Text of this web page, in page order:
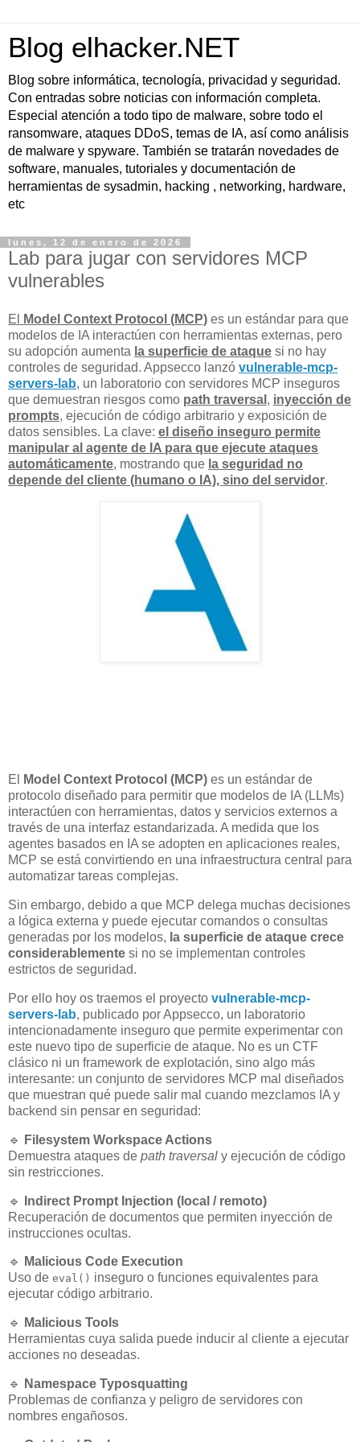
Blog elhacker.NET
Blog sobre informática, tecnología, privacidad y seguridad.
Con entradas sobre noticias con información completa.
Especial atención a todo tipo de malware, sobre todo el
ransomware, ataques DDoS, temas de IA, así como análisis
de malware y spyware. También se tratarán novedades de
software, manuales, tutoriales y documentación de
herramientas de sysadmin, hacking , networking, hardware,
etc
lunes, 12 de enero de 2026
Lab para jugar con servidores MCP
vulnerables
El Model Context Protocol (MCP) es un estándar para que
modelos de IA interactúen con herramientas externas, pero
su adopción aumenta la superficie de ataque si no hay
controles de seguridad. Appsecco lanzó vulnerable-mcp-
servers-lab, un laboratorio con servidores MCP inseguros
que demuestran riesgos como path traversal , inyección de
prompts, ejecución de código arbitrario y exposición de
datos sensibles. La clave: el diseño inseguro permite
manipular al agente de IA para que ejecute ataques
automáticamente, mostrando que la seguridad no
depende del cliente (humano o IA), sino del servidor.
El Model Context Protocol (MCP) es un estándar de
protocolo diseñado para permitir que modelos de IA (LLMs)
interactúen con herramientas, datos y servicios externos a
través de una interfaz estandarizada. A medida que los
agentes basados en IA se adopten en aplicaciones reales,
MCP se está convirtiendo en una infraestructura central para
automatizar tareas complejas.
Sin embargo, debido a que MCP delega muchas decisiones
a lógica externa y puede ejecutar comandos o consultas
generadas por los modelos, la superficie de ataque crece
considerablemente si no se implementan controles
estrictos de seguridad.
Por ello hoy os traemos el proyecto vulnerable-mcp-
servers-lab, publicado por Appsecco, un laboratorio
intencionadamente inseguro que permite experimentar con
este nuevo tipo de superficie de ataque. No es un CTF
clásico ni un framework de explotación, sino algo más
interesante: un conjunto de servidores MCP mal diseñados
que muestran qué puede salir mal cuando mezclamos IA y
backend sin pensar en seguridad:
🔹
Filesystem Workspace Actions
Demuestra ataques de path traversal y ejecución de código
sin restricciones.
🔹
Indirect Prompt Injection (local / remoto)
Recuperación de documentos que permiten inyección de
instrucciones ocultas.
🔹
Malicious Code Execution
Uso de eval() inseguro o funciones equivalentes para
ejecutar código arbitrario.
🔹
Malicious Tools
Herramientas cuya salida puede inducir al cliente a ejecutar
acciones no deseadas.
🔹
Namespace Typosquatting
Problemas de confianza y peligro de servidores con
nombres engañosos.